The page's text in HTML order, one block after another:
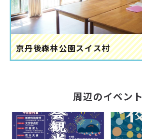
京丹後森林公園スイス村
周辺のイベント